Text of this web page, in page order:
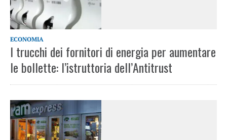
ECONOMIA
I trucchi dei fornitori di energia per aumentare
le bollette: l’istruttoria dell’Antitrust